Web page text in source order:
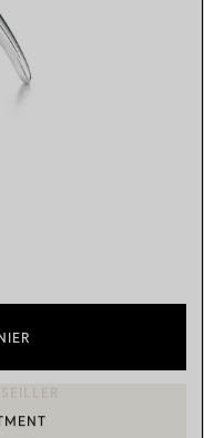
OU PRENDRE RENDEZ-